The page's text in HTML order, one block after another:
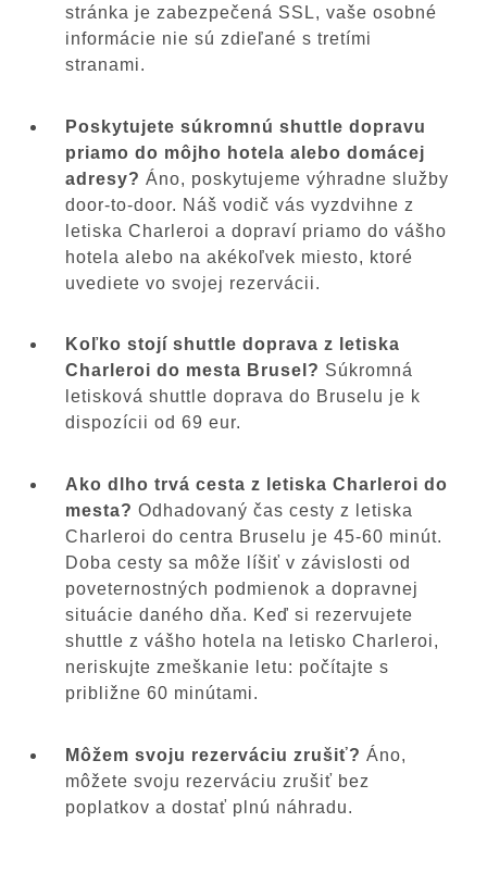
stránka je zabezpečená SSL, vaše osobné
informácie nie sú zdieľané s tretími
stranami.
Poskytujete súkromnú shuttle dopravu
priamo do môjho hotela alebo domácej
adresy? Áno, poskytujeme výhradne služby
door-to-door. Náš vodič vás vyzdvihne z
letiska Charleroi a dopraví priamo do vášho
hotela alebo na akékoľvek miesto, ktoré
uvediete vo svojej rezervácii.
Koľko stojí shuttle doprava z letiska
Charleroi do mesta Brusel? Súkromná
letisková shuttle doprava do Bruselu je k
dispozícii od 69 eur.
Ako dlho trvá cesta z letiska Charleroi do
mesta? Odhadovaný čas cesty z letiska
Charleroi do centra Bruselu je 45-60 minút.
Doba cesty sa môže líšiť v závislosti od
poveternostných podmienok a dopravnej
situácie daného dňa. Keď si rezervujete
shuttle z vášho hotela na letisko Charleroi,
neriskujte zmeškanie letu: počítajte s
približne 60 minútami.
Môžem svoju rezerváciu zrušiť? Áno,
môžete svoju rezerváciu zrušiť bez
poplatkov a dostať plnú náhradu.